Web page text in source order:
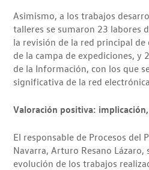
Asimismo, a los trabajos
talleres se sumaron 23 labores
la revisión de la red principal
de la campa de expediciones, y
de la Información, con los que
significativa de la red
Valoración positiva:
El responsable de Procesos del
Navarra, Arturo Resano Lázaro,
evolución de los trabajos